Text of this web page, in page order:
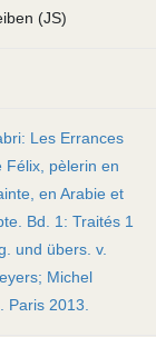
(JS)
Les Errances
Félix, pèlerin en
en Arabie et
Bd. 1: Traités 1
und übers. v.
Michel
Paris 2013.